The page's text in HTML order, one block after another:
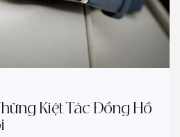
Kiệt Tác Đồng Hồ